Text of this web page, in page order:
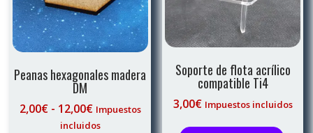
de
producto
la
de
Peanas hexagonales madera
DM
2,00€ - 12,00€Rango
de
Impuestos
incluidos
Soporte de flota acrílico
compatible Ti4
3,00€ Impuestos incluidos